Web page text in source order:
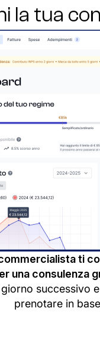
la tua
ti
una consulenza
successivo
prenotare in